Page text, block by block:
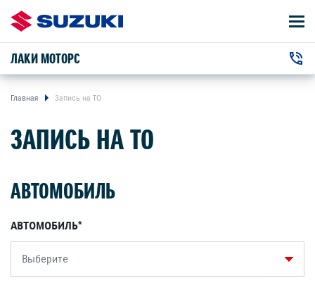
ЛАКИ МОТОРС
г. Екатеринбург, Бебеля улица, 115
АВТОМОБИЛИ
ВЛАДЕЛЬЦАМ
О КОМПАНИИ
Главная Запись на ТО
ЗАПИСЬ НА ТО
АВТОМОБИЛЬ
АВТОМОБИЛЬ
Выберите